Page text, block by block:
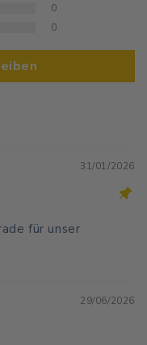
0
0
31/01/2026
für unser
29/06/2026